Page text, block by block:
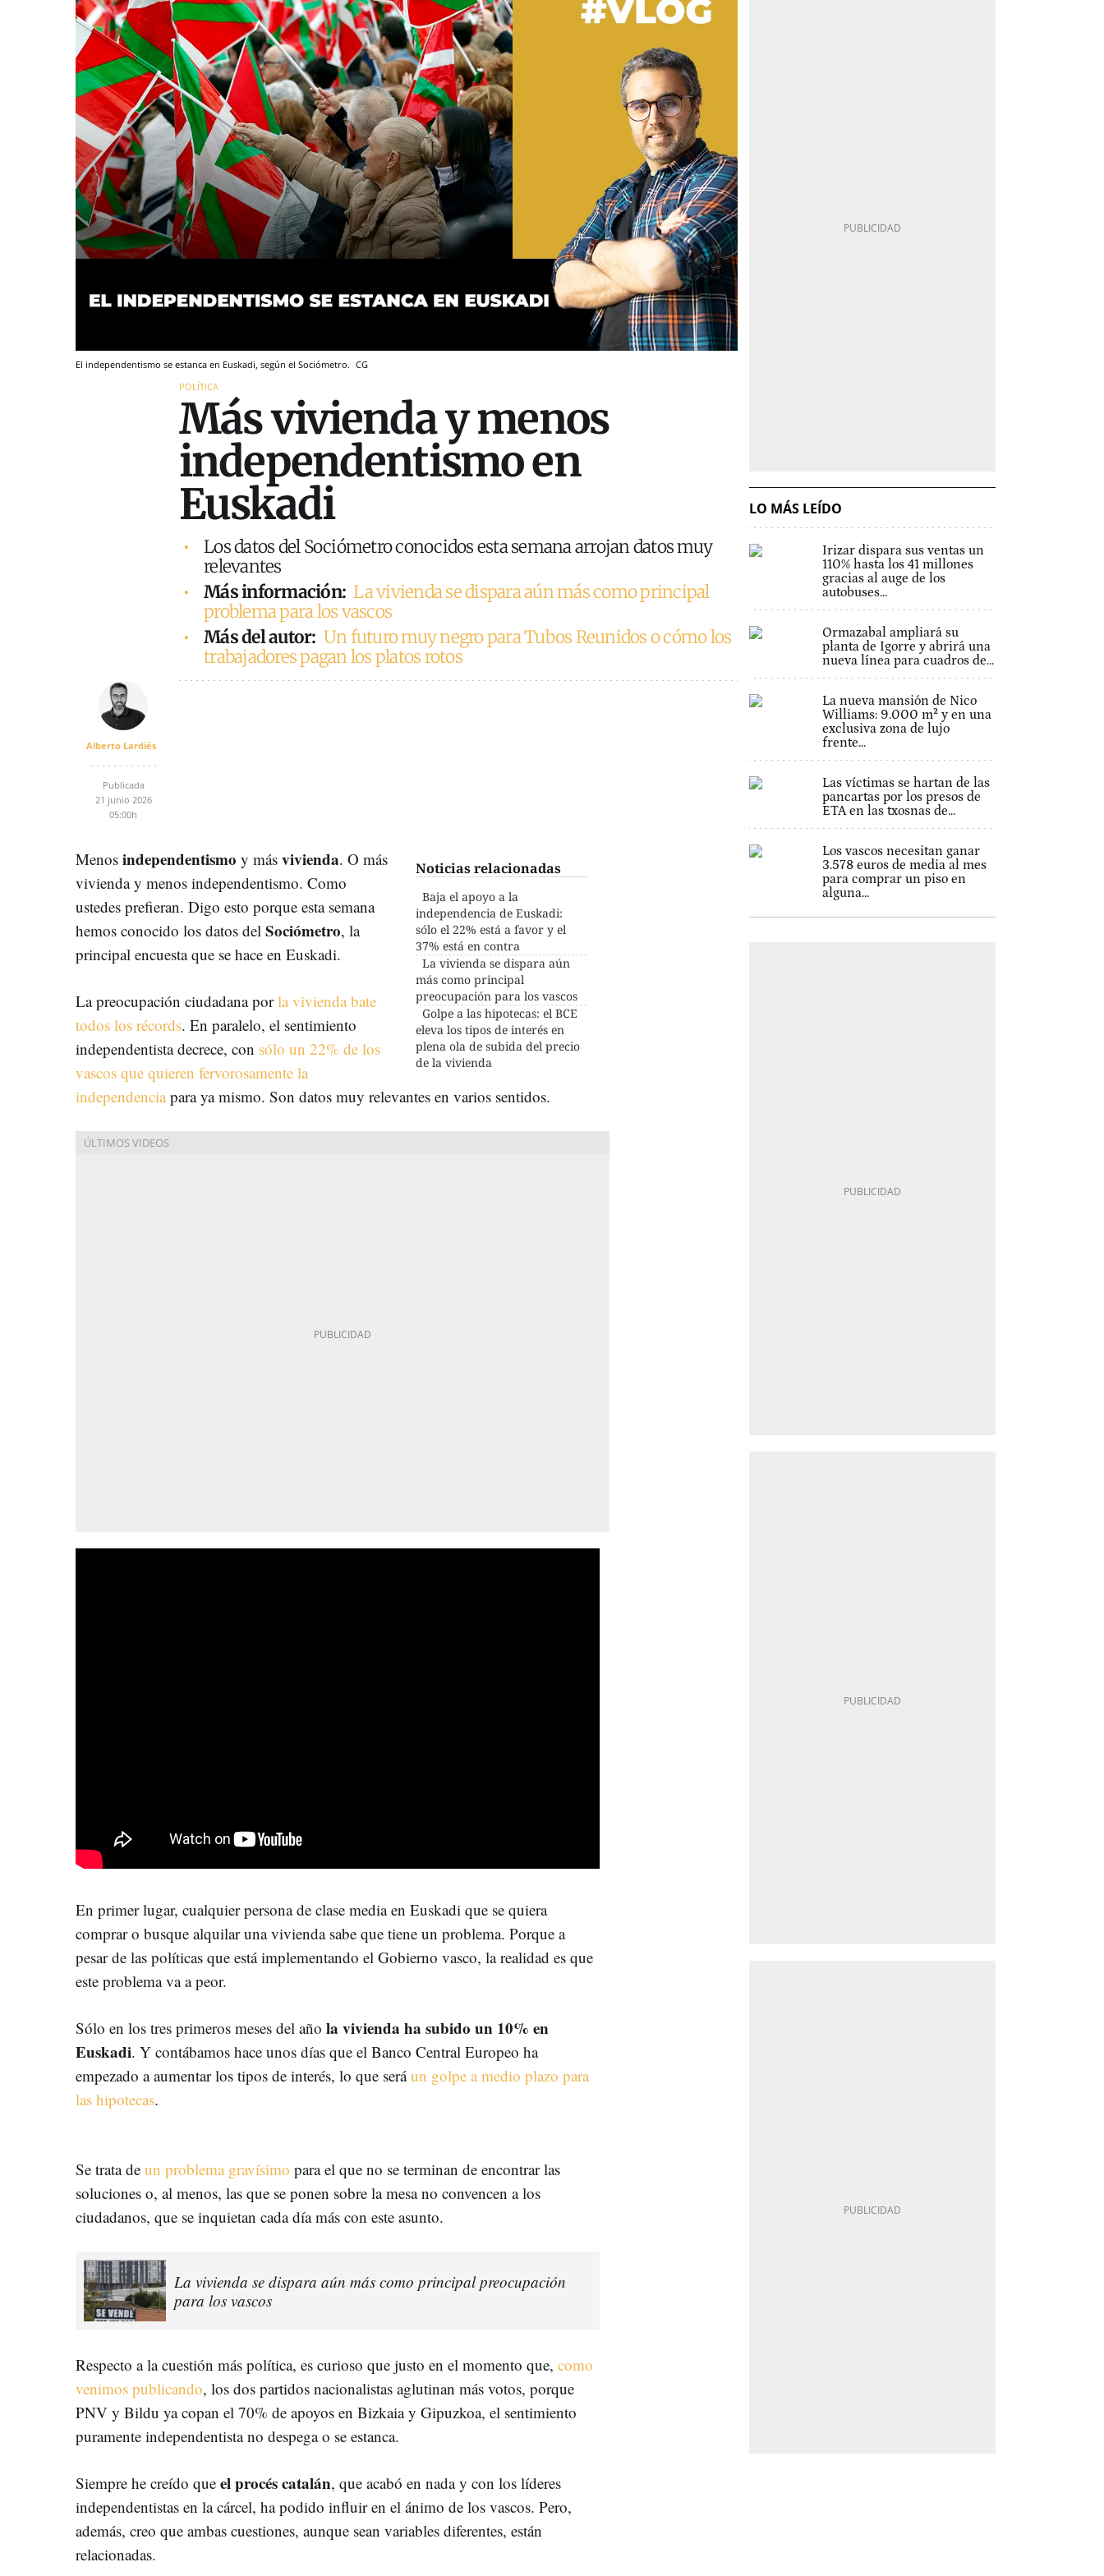
El independentismo se estanca en Euskadi, según el Sociómetro. CG
POLÍTICA
Más vivienda y menos
independentismo en
Euskadi
Los datos del Sociómetro conocidos esta semana arrojan datos muy
relevantes
Más información: La vivienda se dispara aún más como principal
problema para los vascos
Más del autor: Un futuro muy negro para Tubos Reunidos o cómo los
trabajadores pagan los platos rotos
Alberto Lardiés
Publicada
21 junio 2026
05:00h
Noticias relacionadas
Baja el apoyo a la
independencia de Euskadi:
sólo el 22% está a favor y el
37% está en contra
La vivienda se dispara aún
más como principal
preocupación para los vascos
Golpe a las hipotecas: el BCE
eleva los tipos de interés en
plena ola de subida del precio
de la vivienda
Menos independentismo y más vivienda. O más
vivienda y menos independentismo. Como
ustedes prefieran. Digo esto porque esta semana
hemos conocido los datos del Sociómetro, la
principal encuesta que se hace en Euskadi.
La preocupación ciudadana porla vivienda bate
todos los récords. En paralelo, el sentimiento
independentista decrece, con sólo un 22% de los
vascos que quieren fervorosamente la
independenciapara ya mismo. Son datos muy relevantes en varios sentidos.
En primer lugar, cualquier persona de clase media en Euskadi que se quiera
comprar o busque alquilar una vivienda sabe que tiene un problema. Porque a
pesar de las políticas que está implementando el Gobierno vasco, la realidad es que
este problema va a peor.
Sólo en los tres primeros meses del año la vivienda ha subido un 10% en
Euskadi. Y contábamos hace unos días que el Banco Central Europeo ha
empezado a aumentar los tipos de interés, lo que seráun golpe a medio plazo para
las hipotecas.
Se trata de un problema gravísimo para el que no se terminan de encontrar las
soluciones o, al menos, las que se ponen sobre la mesa no convencen a los
ciudadanos, que se inquietan cada día más con este asunto.
La vivienda se dispara aún más como principal preocupación
para los vascos
Respecto a la cuestión más política, es curioso que justo en el momento que, como
venimos publicando, los dos partidos nacionalistas aglutinan más votos, porque
PNV y Bildu ya copan el 70% de apoyos en Bizkaia y Gipuzkoa, el sentimiento
puramente independentista no despega o se estanca.
Siempre he creído que el procés catalán, que acabó en nada y con los líderes
independentistas en la cárcel, ha podido influir en el ánimo de los vascos. Pero,
además, creo que ambas cuestiones, aunque sean variables diferentes, están
relacionadas.
LO MÁS LEÍDO
Irizar dispara sus ventas un
110% hasta los 41 millones
gracias al auge de los
autobuses...
Ormazabal ampliará su
planta de Igorre y abrirá una
nueva línea para cuadros de...
La nueva mansión de Nico
Williams: 9.000 m² y en una
exclusiva zona de lujo
frente...
Las víctimas se hartan de las
pancartas por los presos de
ETA en las txosnas de...
Los vascos necesitan ganar
3.578 euros de media al mes
para comprar un piso en
alguna...